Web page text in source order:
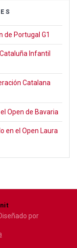
de Portugal G1
Infantil
Catalana
Open de Bavaria
en el Open Laura
por